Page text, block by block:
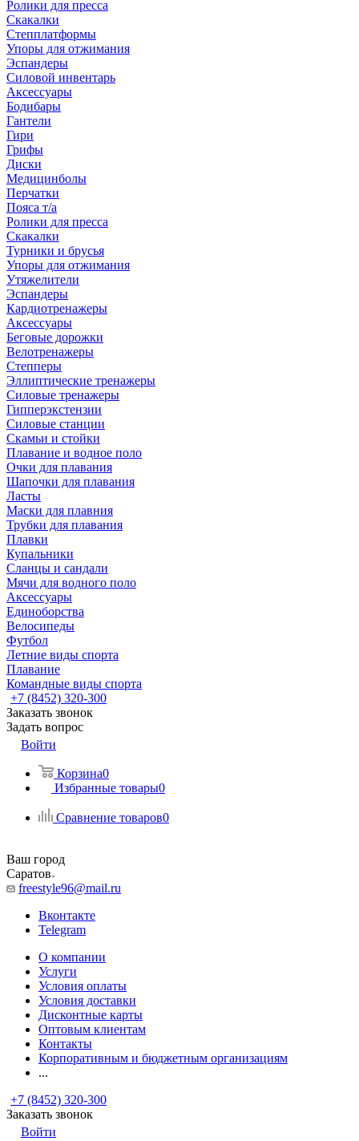
Ролики для пресса
Скакалки
Степплатформы
Упоры для отжимания
Эспандеры
Силовой инвентарь
Аксессуары
Бодибары
Гантели
Гири
Грифы
Диски
Медицинболы
Перчатки
Пояса т/а
Ролики для пресса
Скакалки
Турники и брусья
Упоры для отжимания
Утяжелители
Эспандеры
Кардиотренажеры
Аксессуары
Беговые дорожки
Велотренажеры
Степперы
Эллиптические тренажеры
Силовые тренажеры
Гипперэкстензии
Силовые станции
Скамьи и стойки
Плавание и водное поло
Очки для плавания
Шапочки для плавания
Ласты
Маски для плавния
Трубки для плавания
Плавки
Купальники
Сланцы и сандали
Мячи для водного поло
Аксессуары
Единоборства
Велосипеды
Футбол
Летние виды спорта
Плавание
Командные виды спорта
+7 (8452) 320-300
Заказать звонок
Задать вопрос
Войти
Корзина0
Избранные товары0
Сравнение товаров0
Ваш город
Саратов
freestyle96@mail.ru
Вконтакте
Telegram
О компании
Услуги
Условия оплаты
Условия доставки
Дисконтные карты
Оптовым клиентам
Контакты
Корпоративным и бюджетным организациям
...
+7 (8452) 320-300
Заказать звонок
Войти